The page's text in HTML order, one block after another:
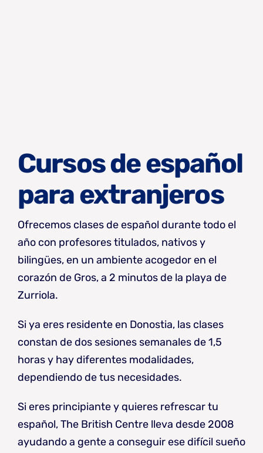
Cursos de español
para extranjeros
Ofrecemos clases de español durante todo el
año con profesores titulados, nativos y
bilingües, en un ambiente acogedor en el
corazón de Gros, a 2 minutos de la playa de
Zurriola.
Si ya eres residente en Donostia, las clases
constan de dos sesiones semanales de 1,5
horas y hay diferentes modalidades,
dependiendo de tus necesidades.
Si eres principiante y quieres refrescar tu
español, The British Centre lleva desde 2008
ayudando a gente a conseguir ese difícil sueño